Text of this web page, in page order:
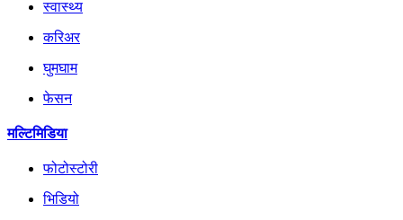
स्वास्थ्य
करिअर
घुमघाम
फेसन
मल्टिमिडिया
फोटोस्टोरी
भिडियो